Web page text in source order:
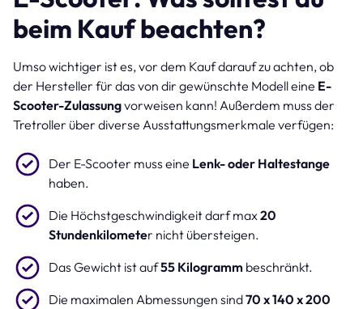
beim Kauf beachten?
Umso wichtiger ist es, vor dem Kauf darauf zu achten, ob
der Hersteller für das von dir gewünschte Modell eine E-
Scooter-Zulassungvorweisen kann! Außerdem muss der
Tretroller über diverse Ausstattungsmerkmale verfügen:
Der E-Scooter muss eine Lenk- oder Haltestange
haben.
Die Höchstgeschwindigkeit darf max20
Stundenkilometer nicht übersteigen.
Das Gewicht ist auf55 Kilogramm beschränkt.
Die maximalen Abmessungen sind70 x 140 x 200